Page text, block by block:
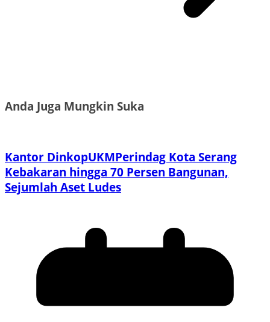
Anda Juga Mungkin Suka
Kantor DinkopUKMPerindag Kota Serang
Kebakaran hingga 70 Persen Bangunan,
Sejumlah Aset Ludes